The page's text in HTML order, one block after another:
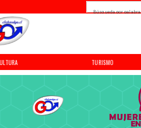
TURISMO
Búsqueda por palabra